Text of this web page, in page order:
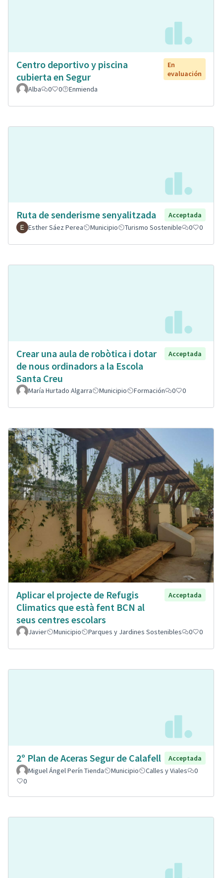
Centro deportivo y piscina
cubierta en Segur
En
evaluación
Alba
0 0 Enmienda
Ruta de senderisme senyalitzada
Acceptada
Esther Sáez Perea
Municipio Turismo Sostenible 0 0
Crear una aula de robòtica i dotar
de nous ordinadors a la Escola
Santa Creu
Acceptada
María Hurtado Algarra Municipio Formación 0 0
Aplicar el projecte de Refugis
Climatics que està fent BCN al
seus centres escolars
Acceptada
Javier Municipio Parques y Jardines Sostenibles 0 0
2º Plan de Aceras Segur de Calafell
Acceptada
Miguel Ángel Perín Tienda
Municipio Calles y Viales
0
0